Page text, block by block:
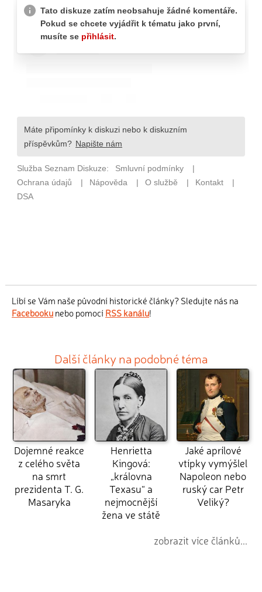
Líbí se Vám naše původní historické články? Sledujte nás na
Facebookunebo pomocí RSS kanálu!
Další články na podobné téma
Dojemné reakce
z celého světa
na smrt
prezidenta T. G.
Masaryka
Henrietta
Kingová:
„královna
Texasu“ a
nejmocnější
žena ve státě
Jaké aprílové
vtípky vymýšlel
Napoleon nebo
ruský car Petr
Veliký?
zobrazit více článků...